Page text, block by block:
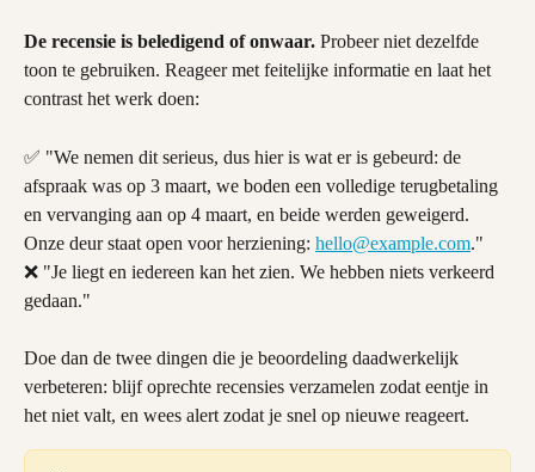
De recensie is beledigend of onwaar. Probeer niet dezelfde
toon te gebruiken. Reageer met feitelijke informatie en laat het
contrast het werk doen:
✅ "We nemen dit serieus, dus hier is wat er is gebeurd: de
afspraak was op 3 maart, we boden een volledige terugbetaling
en vervanging aan op 4 maart, en beide werden geweigerd.
Onze deur staat open voor herziening: hello@example.com."
❌ "Je liegt en iedereen kan het zien. We hebben niets verkeerd
gedaan."
Doe dan de twee dingen die je beoordeling daadwerkelijk
verbeteren: blijf oprechte recensies verzamelen zodat eentje in
het niet valt, en wees alert zodat je snel op nieuwe reageert.